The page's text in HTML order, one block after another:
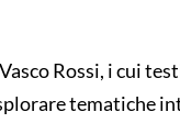
Rossi, i cui
tematiche